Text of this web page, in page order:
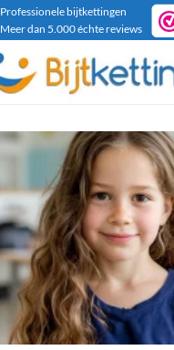
Professionele bijtkettingen
Meer dan 5.000 échte reviews